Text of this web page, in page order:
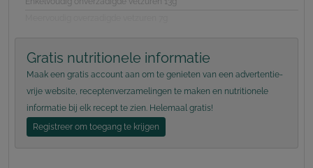
Gratis nutritionele informatie
Maak een gratis account aan om te genieten van een advertentie-
vrije website, receptenverzamelingen te maken en nutritionele
informatie bij elk recept te zien. Helemaal gratis!
Registreer om toegang te krijgen